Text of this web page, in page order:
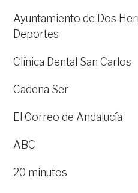
Ayuntamiento de Dos
Deportes
Clínica Dental San Carlos
Cadena Ser
El Correo de Andalucía
ABC
20 minutos